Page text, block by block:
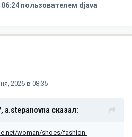
пользователем djava
2026 в 08:35
a.stepanovna сказал:
woman/shoes/fashion-